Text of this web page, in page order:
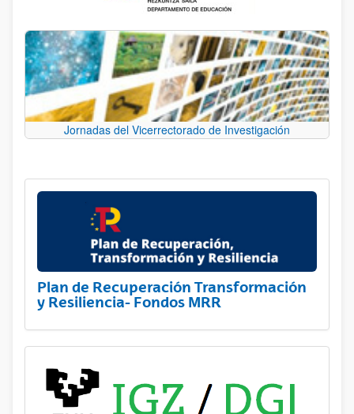
Jornadas del Vicerrectorado de Investigación
Plan de Recuperación Transformación
y Resiliencia- Fondos MRR